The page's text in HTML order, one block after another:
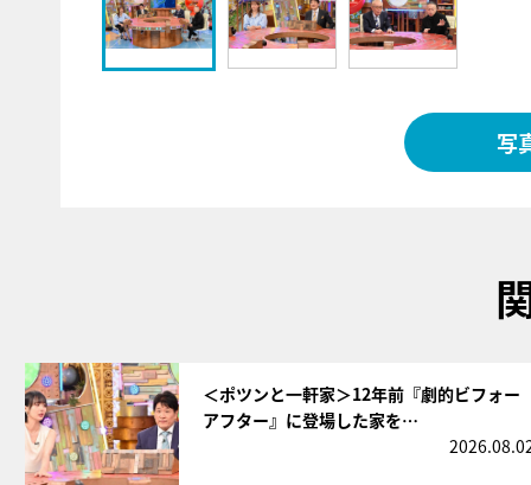
写
＜ポツンと一軒家＞12年前『劇的ビフォー
アフター』に登場した家を…